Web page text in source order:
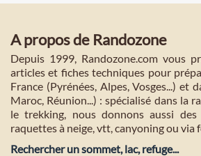
A propos de Randozone
Depuis 1999, Randozone.com vous
articles et fiches techniques pour
France (Pyrénées, Alpes, Vosges...) et
Maroc, Réunion...) : spécialisé dans la
le trekking, nous donnons aussi
raquettes à neige, vtt, canyoning ou via
Rechercher un sommet, lac, refuge...